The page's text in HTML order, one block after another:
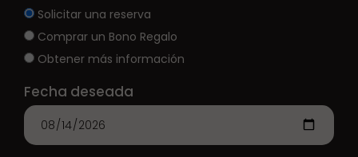
Solicitar una reserva
Comprar un Bono Regalo
Obtener más información
Fecha deseada